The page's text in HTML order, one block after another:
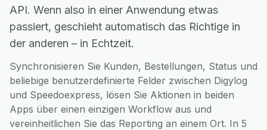
API. Wenn also in einer Anwendung etwas
passiert, geschieht automatisch das Richtige in
der anderen – in Echtzeit.
Synchronisieren Sie Kunden, Bestellungen, Status und
beliebige benutzerdefinierte Felder zwischen Digylog
und Speedoexpress, lösen Sie Aktionen in beiden
Apps über einen einzigen Workflow aus und
vereinheitlichen Sie das Reporting an einem Ort. In 5